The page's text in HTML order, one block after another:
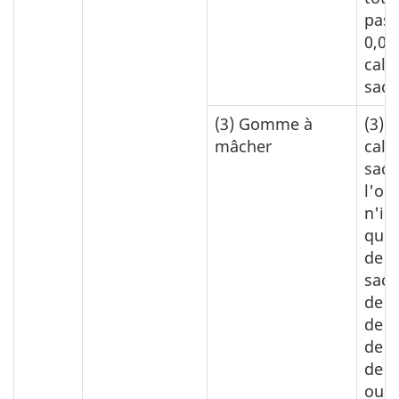
pas
0,01
(3) Gomme à
mâcher
(3)
l'on
de
de
de
de
de
ou